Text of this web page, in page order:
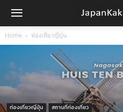
Home ท่องเที่ยวญี่ปุ่น
ท่องเที่ยวญี่ปุ่น สถานที่ท่องเที่ยว